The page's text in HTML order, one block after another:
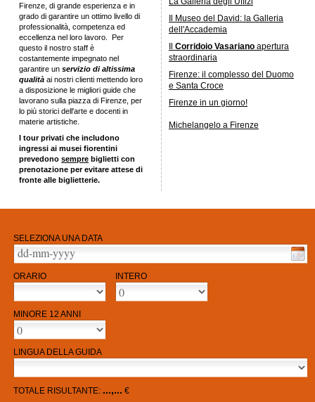
Firenze, di grande esperienza e in
grado di garantire un ottimo livello di
professionalità, competenza ed
eccellenza nel loro lavoro. Per
questo il nostro staff è
costantemente impegnato nel
garantire unservizio di altissima
qualità ai nostri clienti mettendo loro
a disposizione le migliori guide che
lavorano sulla piazza di Firenze, per
lo più storici dell'arte e docenti in
materie artistiche.
I tour privati che includono
ingressi ai musei fiorentini
prevedonosempre biglietti con
prenotazione per evitare attese di
fronte alle biglietterie.
Il Museo del David: la Galleria
dell'Accademia
Corridoio Vasarianoapertura
straordinaria
Firenze: il complesso del Duomo
e Santa Croce
Firenze in un giorno!
Michelangelo a Firenze
SELEZIONA UNA DATA
ORARIO INTERO
MINORE 12 ANNI
LINGUA DELLA GUIDA
TOTALE RISULTANTE: ...,... €